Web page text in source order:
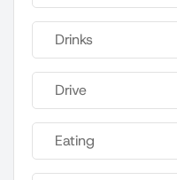
Drinks
Drive
Eating